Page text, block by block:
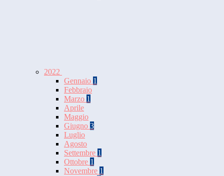
2022
Gennaio 1
Febbraio
Marzo 1
Aprile
Maggio
Giugno 3
Luglio
Agosto
Settembre 1
Ottobre 1
Novembre 1